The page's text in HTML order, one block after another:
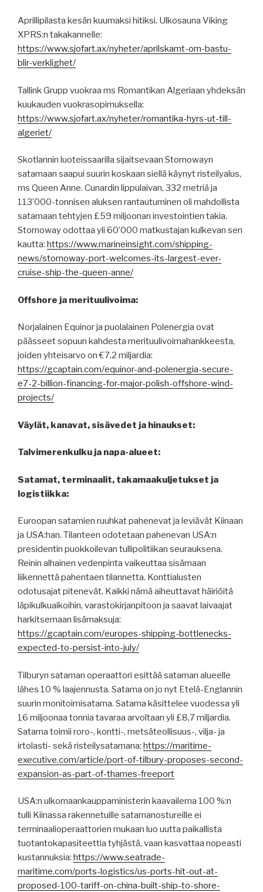
Aprillipilasta kesän kuumaksi hitiksi. Ulkosauna Viking
XPRS:n takakannelle:
https://www.sjofart.ax/nyheter/aprilskamt-om-bastu-
blir-verklighet/
Tallink Grupp vuokraa ms Romantikan Algeriaan yhdeksän
kuukauden vuokrasopimuksella:
https://www.sjofart.ax/nyheter/romantika-hyrs-ut-till-
algeriet/
Skotlannin luoteissaarilla sijaitsevaan Stornowayn
satamaan saapui suurin koskaan siellä käynyt risteilyalus,
ms Queen Anne. Cunardin lippulaivan, 332 metriä ja
113’000-tonnisen aluksen rantautuminen oli mahdollista
satamaan tehtyjen £59 miljoonan investointien takia.
Stornoway odottaa yli 60’000 matkustajan kulkevan sen
kautta: https://www.marineinsight.com/shipping-
news/stornoway-port-welcomes-its-largest-ever-
cruise-ship-the-queen-anne/
Offshore ja merituulivoima:
Norjalainen Equinor ja puolalainen Polenergia ovat
päässeet sopuun kahdesta merituulivoimahankkeesta,
joiden yhteisarvo on €7,2 miljardia:
https://gcaptain.com/equinor-and-polenergia-secure-
e7-2-billion-financing-for-major-polish-offshore-wind-
projects/
Väylät, kanavat, sisävedet ja hinaukset:
Talvimerenkulku ja napa-alueet:
Satamat, terminaalit, takamaakuljetukset ja
logistiikka:
Euroopan satamien ruuhkat pahenevat ja leviävät Kiinaan
ja USA:han. Tilanteen odotetaan pahenevan USA:n
presidentin puokkoilevan tullipolitiikan seurauksena.
Reinin alhainen vedenpinta vaikeuttaa sisämaan
liikennettä pahentaen tilannetta. Konttialusten
odotusajat pitenevät. Kaikki nämä aiheuttavat häiriöitä
läpikulkuaikoihin, varastokirjanpitoon ja saavat laivaajat
harkitsemaan lisämaksuja:
https://gcaptain.com/europes-shipping-bottlenecks-
expected-to-persist-into-july/
Tilburyn sataman operaattori esittää sataman alueelle
lähes 10 % laajennusta. Satama on jo nyt Etelä-Englannin
suurin monitoimisatama. Satama käsittelee vuodessa yli
16 miljoonaa tonnia tavaraa arvoltaan yli £8,7 miljardia.
Satama toimii roro-, kontti-, metsäteollisuus-, vilja- ja
irtolasti- sekä risteilysatamana: https://maritime-
executive.com/article/port-of-tilbury-proposes-second-
expansion-as-part-of-thames-freeport
USA:n ulkomaankauppaministerin kaavailema 100 %:n
tulli Kiinassa rakennetuille satamanostureille ei
terminaalioperaattorien mukaan luo uutta paikallista
tuotantokapasiteettia tyhjästä, vaan kasvattaa nopeasti
kustannuksia: https://www.seatrade-
maritime.com/ports-logistics/us-ports-hit-out-at-
proposed-100-tariff-on-china-built-ship-to-shore-